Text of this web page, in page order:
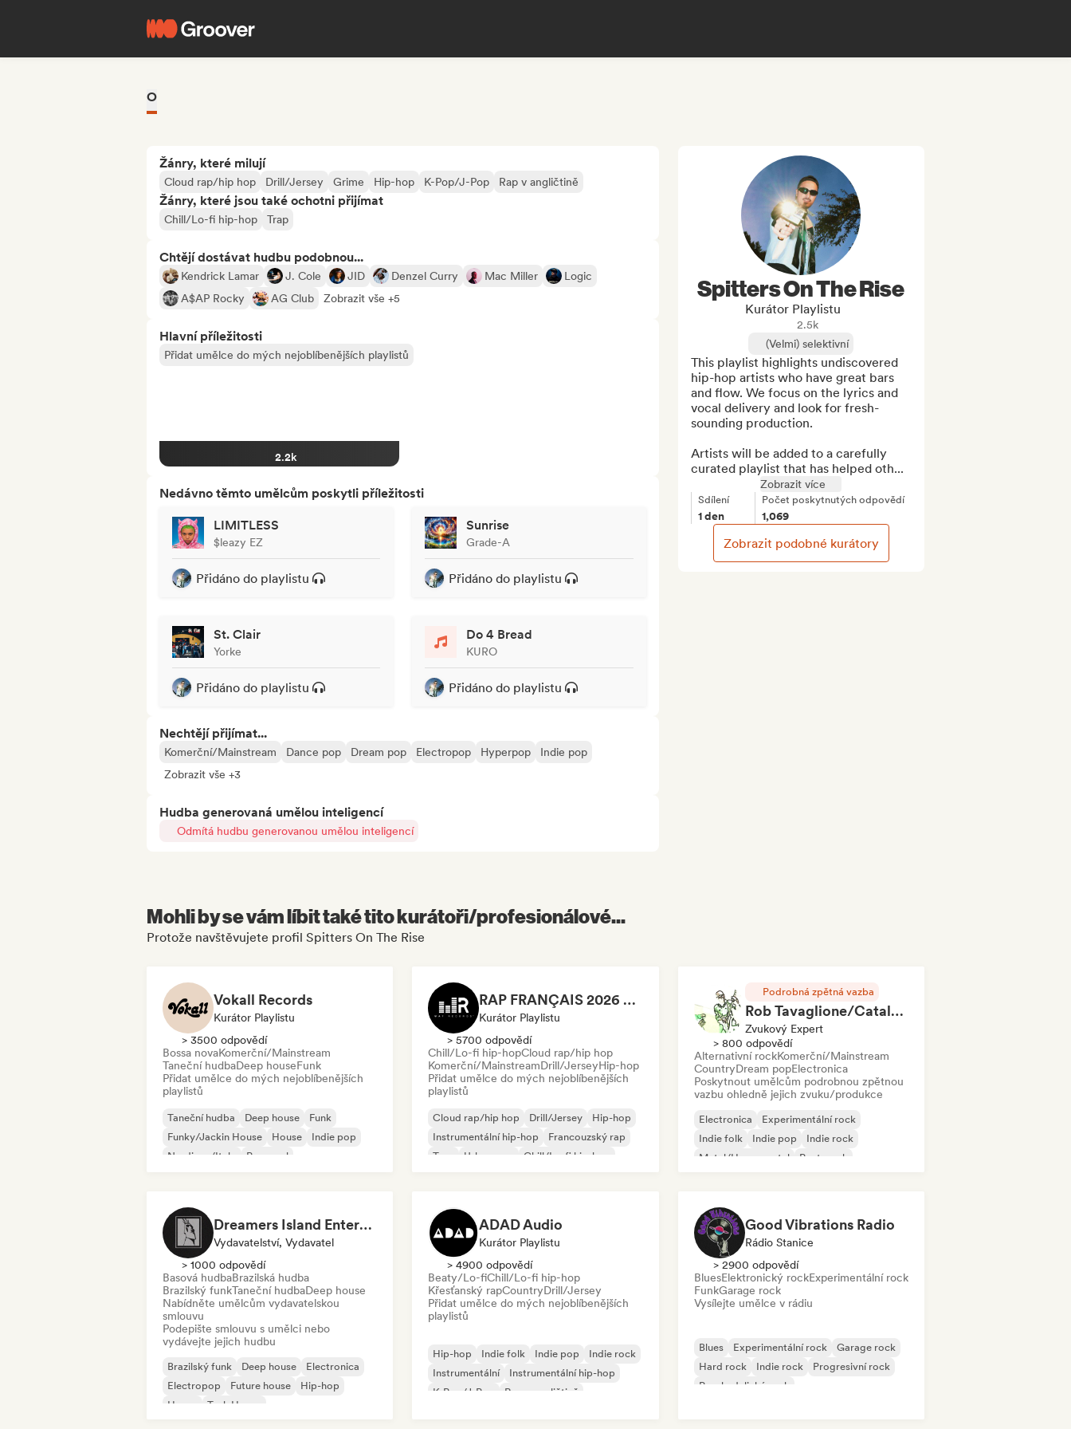
O
Žánry, které milují
Cloud rap/hip hop Drill/Jersey Grime Hip-hop K-Pop/J-Pop Rap v angličtině
Žánry, které jsou také ochotni přijímat
Chill/Lo-fi hip-hop Trap
Chtějí dostávat hudbu podobnou...
Kendrick Lamar J. Cole JID Denzel Curry Mac Miller
Logic
A$AP Rocky
AG Club Zobrazit vše +5
Hlavní příležitosti
Přidat umělce do mých nejoblíbenějších playlistů
2.2k
Nedávno těmto umělcům poskytli příležitosti
LIMITLESS
$leazy EZ
Přidáno do playlistu
Sunrise
Grade-A
Přidáno do playlistu
St. Clair
Yorke
Přidáno do playlistu
Do 4 Bread
KURO
Přidáno do playlistu
Nechtějí přijímat...
Komerční/Mainstream Dance pop Dream pop Electropop Hyperpop
Indie pop
Zobrazit vše +3
Hudba generovaná umělou inteligencí
Odmítá hudbu generovanou umělou inteligencí
Spitters On The Rise
Kurátor Playlistu
2.5k
(Velmi) selektivní
This playlist highlights undiscovered
hip-hop artists who have great bars
and flow. We focus on the lyrics and
vocal delivery and look for fresh-
sounding production.
Artists will be added to a carefully
curated playlist that has helped oth...
Zobrazit více
Sdílení
1 den
Počet poskytnutých odpovědí
1,069
Zobrazit podobné kurátory
Mohli by se vám líbit také tito kurátoři/profesionálové...
Protože navštěvujete profil Spitters On The Rise
Vokall Records
Kurátor Playlistu
> 3500 odpovědí
Bossa novaKomerční/Mainstream
Taneční hudbaDeep houseFunk
Přidat umělce do mých nejoblíbenějších
playlistů
Taneční hudba Deep house
Funk
Funky/Jackin House
House
Indie pop
Nu-disco/Italo
Pop-soul
RAP FRANÇAIS 2026 🔥🇫🇷 (Way Records)
Kurátor Playlistu
> 5700 odpovědí
Chill/Lo-fi hip-hopCloud rap/hip hop
Komerční/MainstreamDrill/JerseyHip-hop
Přidat umělce do mých nejoblíbenějších
playlistů
Cloud rap/hip hop Drill/Jersey
Hip-hop
Instrumentální hip-hop
Francouzský rap
Trap
Urban pop Chill/Lo-fi hip-hop
Podrobná zpětná vazba
Rob Tavaglione/Catalyst Recording
Zvukový Expert
> 800 odpovědí
Alternativní rockKomerční/Mainstream
CountryDream popElectronica
Poskytnout umělcům podrobnou zpětnou
vazbu ohledně jejich zvuku/produkce
Electronica
Experimentální rock
Indie folk
Indie pop
Indie rock
Metal/Heavy metal
Post-punk
Dreamers Island Entertainment
Vydavatelství, Vydavatel
> 1000 odpovědí
Basová hudbaBrazilská hudba
Brazilský funkTaneční hudbaDeep house
Nabídněte umělcům vydavatelskou
smlouvu
Podepište smlouvu s umělci nebo
vydávejte jejich hudbu
Brazilský funk Deep house
Electronica
Electropop
Future house
Hip-hop
House
Tech House
ADAD Audio
Kurátor Playlistu
> 4900 odpovědí
Beaty/Lo-fiChill/Lo-fi hip-hop
Křesťanský rapCountryDrill/Jersey
Přidat umělce do mých nejoblíbenějších
playlistů
Hip-hop Indie folk Indie pop
Indie rock
Instrumentální
Instrumentální hip-hop
K-Pop/J-Pop
Rap v angličtině
Good Vibrations Radio
Rádio Stanice
> 2900 odpovědí
BluesElektronický rockExperimentální rock
FunkGarage rock
Vysílejte umělce v rádiu
Blues Experimentální rock
Garage rock
Hard rock
Indie rock
Progresivní rock
Psychedelický rock